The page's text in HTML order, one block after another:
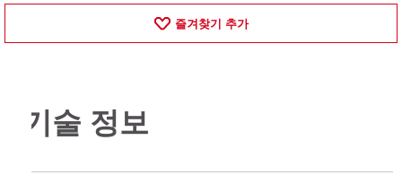
즐겨찾기 추가
기술 정보